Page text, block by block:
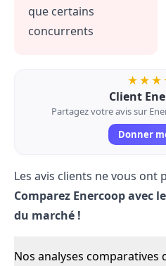
que certains
concurrents
Client
Partagez votre avis sur
Donner
Les avis clients ne vous ont
Comparez Enercoop avec
du marché !
Nos analyses comparatives